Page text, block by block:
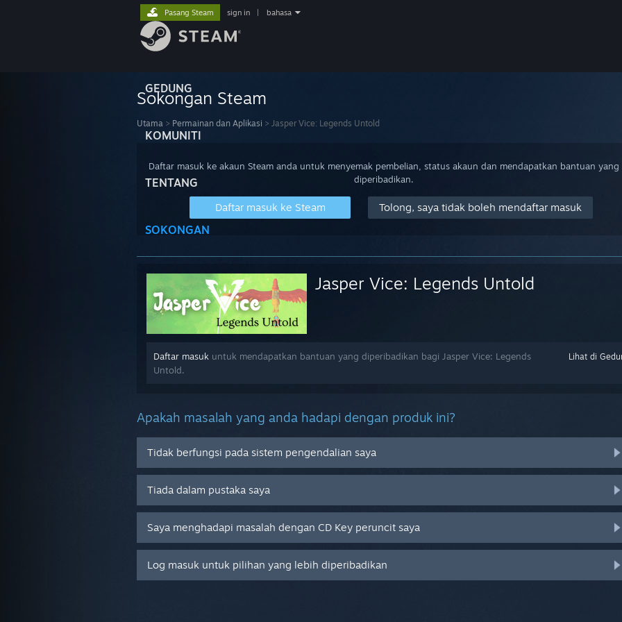
GEDUNG
KOMUNITI
TENTANG
SOKONGAN
Pasang Steam sign in bahasa
Sokongan Steam
Utama > Permainan dan Aplikasi > Jasper Vice: Legends Untold
Daftar masuk ke akaun Steam anda untuk menyemak pembelian, status akaun dan mendapatkan bantuan yang
diperibadikan.
Daftar masuk ke Steam Tolong, saya tidak boleh mendaftar masuk
Jasper Vice: Legends Untold
Lihat di
Daftar masuk untuk mendapatkan bantuan yang diperibadikan bagi Jasper Vice: Legends
Untold.
Apakah masalah yang anda hadapi dengan produk ini?
Tidak berfungsi pada sistem pengendalian saya
Tiada dalam pustaka saya
Saya menghadapi masalah dengan CD Key peruncit saya
Log masuk untuk pilihan yang lebih diperibadikan